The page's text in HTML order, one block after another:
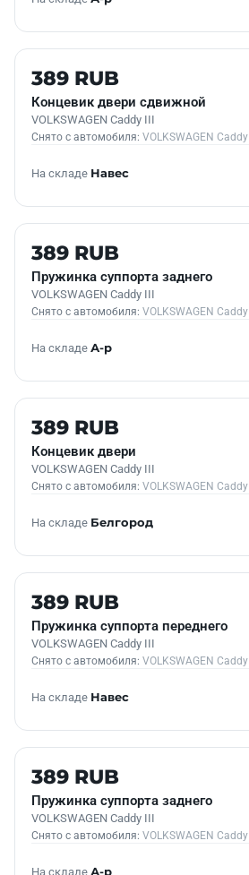
Б/У В НАЛИЧИИ
389 RUB
Концевик двери сдвижной
VOLKSWAGEN Caddy III
Снято с автомобиля: VOLKSWAGEN Caddy
На складе Навес
Б/У В НАЛИЧИИ
389 RUB
Пружинка суппорта заднего
VOLKSWAGEN Caddy III
Снято с автомобиля: VOLKSWAGEN Caddy
На складе А-р
Б/У В НАЛИЧИИ
389 RUB
Концевик двери
VOLKSWAGEN Caddy III
Снято с автомобиля: VOLKSWAGEN Caddy
На складе Белгород
Б/У В НАЛИЧИИ
389 RUB
Пружинка суппорта переднего
VOLKSWAGEN Caddy III
Снято с автомобиля: VOLKSWAGEN Caddy
На складе Навес
Б/У В НАЛИЧИИ
389 RUB
Пружинка суппорта заднего
VOLKSWAGEN Caddy III
Снято с автомобиля: VOLKSWAGEN Caddy
На складе А-р